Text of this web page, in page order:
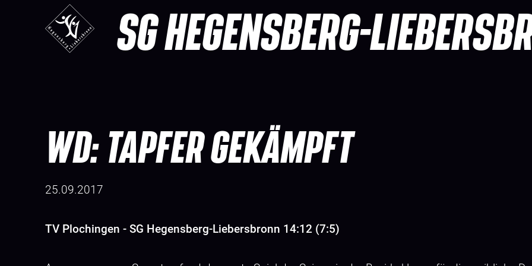
SG HEGENSBERG-
WD: TAPFER GEKÄMPFT
25.09.2017
TV Plochingen - SG Hegensberg-Liebersbronn 14:12 (7:5)